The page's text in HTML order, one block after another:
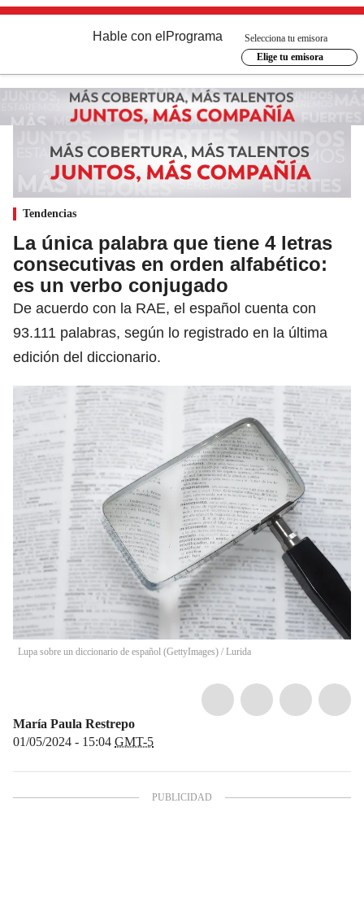
Hable con el Programa
Selecciona tu emisora
Elige tu emisora
Tendencias
La única palabra que tiene 4 letras
consecutivas en orden alfabético:
es un verbo conjugado
De acuerdo con la RAE, el español cuenta con
93.111 palabras, según lo registrado en la última
edición del diccionario.
Lupa sobre un diccionario de español (GettyImages) / Lurida
María Paula Restrepo
01/05/2024 - 15:04 GMT-5